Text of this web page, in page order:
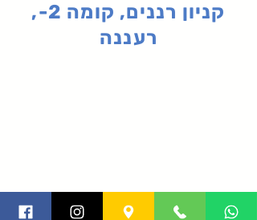
קניון רננים, קומה 2-,
רעננה
תקנון